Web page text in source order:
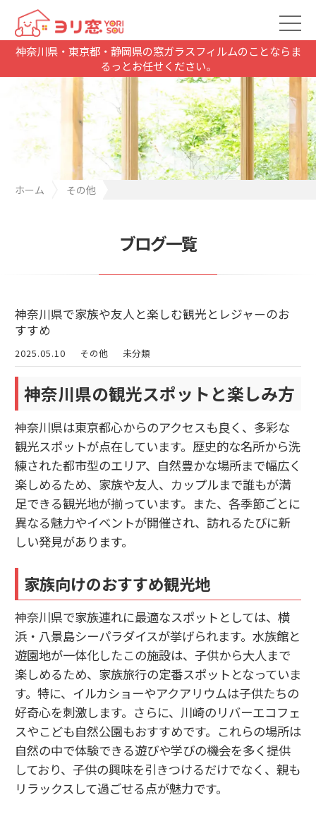
神奈川県・東京都・静岡県の窓ガラスフィルムのことならま
るっとお任せください。
ホーム
その他
ブログ一覧
神奈川県で家族や友人と楽しむ観光とレジャーのお
すすめ
2025.05.10 その他 未分類
神奈川県の観光スポットと楽しみ方
神奈川県は東京都心からのアクセスも良く、多彩な
観光スポットが点在しています。歴史的な名所から洗
練された都市型のエリア、自然豊かな場所まで幅広く
楽しめるため、家族や友人、カップルまで誰もが満
足できる観光地が揃っています。また、各季節ごとに
異なる魅力やイベントが開催され、訪れるたびに新
しい発見があります。
家族向けのおすすめ観光地
神奈川県で家族連れに最適なスポットとしては、横
浜・八景島シーパラダイスが挙げられます。水族館と
遊園地が一体化したこの施設は、子供から大人まで
楽しめるため、家族旅行の定番スポットとなっていま
す。特に、イルカショーやアクアリウムは子供たちの
好奇心を刺激します。さらに、川崎のリバーエコフェ
スやこども自然公園もおすすめです。これらの場所は
自然の中で体験できる遊びや学びの機会を多く提供
しており、子供の興味を引きつけるだけでなく、親も
リラックスして過ごせる点が魅力です。